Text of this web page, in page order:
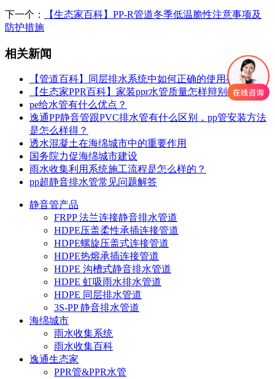
下一个：
【生态家百科】PP-R管道冬季低温脆性注意事项及
防护措施
相关新闻
【管道百科】同层排水系统中如何正确的使用存水弯
【生态家PPR百科】家装ppr水管质量怎样辩别优劣?
pe给水管有什么优点？
逸通PP静音管跟PVC排水管有什么区别，pp管安装方法
是怎么样得？
透水混凝土在海绵城市中的重要作用
国务院力促海绵城市建设
雨水收集利用系统施工流程是怎么样的？
pp超静音排水管常见问题解答
静音管产品
FRPP 法兰连接静音排水管道
HDPE压盖柔性承插连接管道
HDPE螺旋压盖式连接管道
HDPE热熔承插连接管道
HDPE 沟槽式静音排水管道
HDPE 虹吸雨水排水管道
HDPE 同层排水管道
3S-PP 静音排水管道
海绵城市
雨水收集系统
雨水收集百科
逸通生态家
PPR管&PPR水管